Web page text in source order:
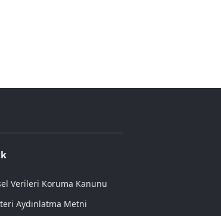
Verileri Koruma Kanunu
Aydınlatma Metni